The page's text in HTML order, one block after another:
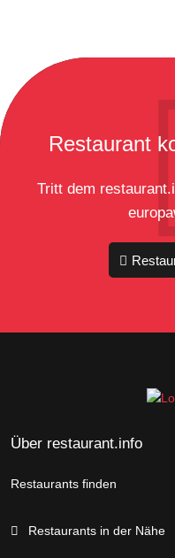
Restaurant
Tritt dem
Über restaurant.info
Restaurants finden
Restaurants in der Nähe